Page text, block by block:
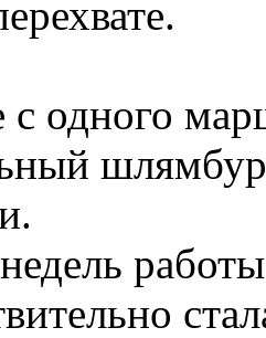
с одного